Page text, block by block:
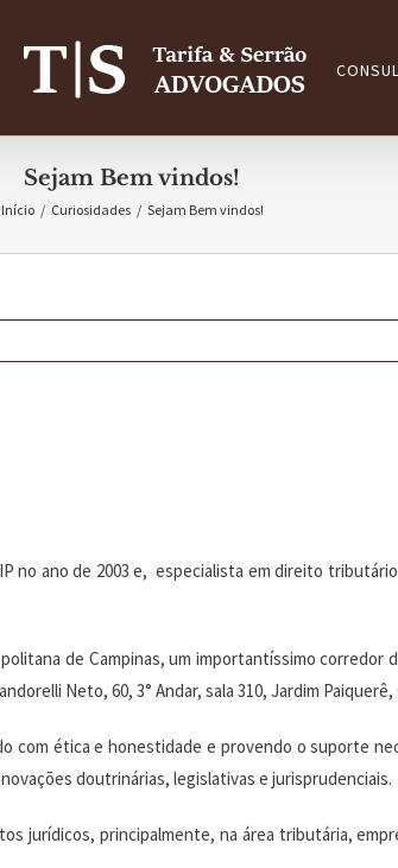
Sejam Bem vindos!
Início / Curiosidades / Sejam Bem vindos!
no ano de 2003 e, especialista em direito
de Campinas, um importantíssimo corredor
Neto, 60, 3° Andar, sala 310, Jardim Paiquerê,
ética e honestidade e provendo o suporte
doutrinárias, legislativas e jurisprudenciais.
jurídicos, principalmente, na área tributária,